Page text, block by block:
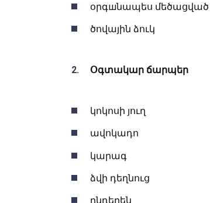
օրգшնապես մեծացված
ծովային ձուկ
Օգտակար ճարպեր
կոկոսի յուղ
ավոկադո
կարագ
ձվի դեղնուց
ընդեղեն